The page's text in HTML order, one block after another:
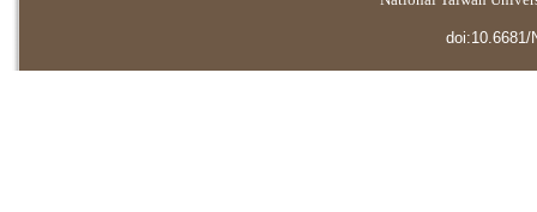
doi:10.6681/